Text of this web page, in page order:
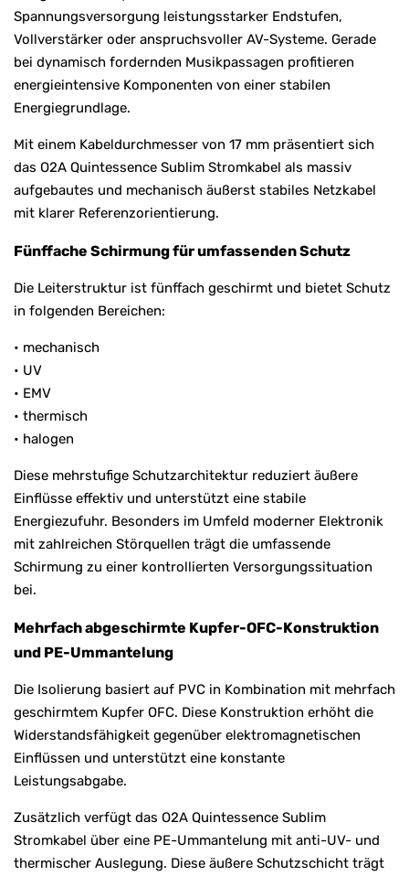
Spannungsversorgung leistungsstarker Endstufen,
Vollverstärker oder anspruchsvoller AV-Systeme. Gerade
bei dynamisch fordernden Musikpassagen profitieren
energieintensive Komponenten von einer stabilen
Energiegrundlage.
Mit einem Kabeldurchmesser von 17 mm präsentiert sich
das O2A Quintessence Sublim Stromkabel als massiv
aufgebautes und mechanisch äußerst stabiles Netzkabel
mit klarer Referenzorientierung.
Fünffache Schirmung für umfassenden Schutz
Die Leiterstruktur ist fünffach geschirmt und bietet Schutz
in folgenden Bereichen:
• mechanisch
• UV
• EMV
• thermisch
• halogen
Diese mehrstufige Schutzarchitektur reduziert äußere
Einflüsse effektiv und unterstützt eine stabile
Energiezufuhr. Besonders im Umfeld moderner Elektronik
mit zahlreichen Störquellen trägt die umfassende
Schirmung zu einer kontrollierten Versorgungssituation
bei.
Mehrfach abgeschirmte Kupfer-OFC-Konstruktion
und PE-Ummantelung
Die Isolierung basiert auf PVC in Kombination mit mehrfach
geschirmtem Kupfer OFC. Diese Konstruktion erhöht die
Widerstandsfähigkeit gegenüber elektromagnetischen
Einflüssen und unterstützt eine konstante
Leistungsabgabe.
Zusätzlich verfügt das O2A Quintessence Sublim
Stromkabel über eine PE-Ummantelung mit anti-UV- und
thermischer Auslegung. Diese äußere Schutzschicht trägt